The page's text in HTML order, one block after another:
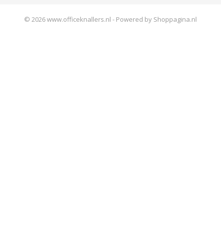
© 2026 www.officeknallers.nl - Powered by Shoppagina.nl